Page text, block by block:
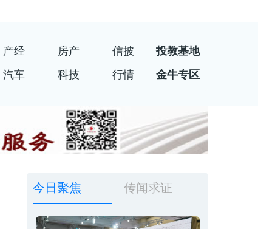
产经 房产 信披
投教基地
汽车 科技 行情 金牛专区
今日聚焦 传闻求证